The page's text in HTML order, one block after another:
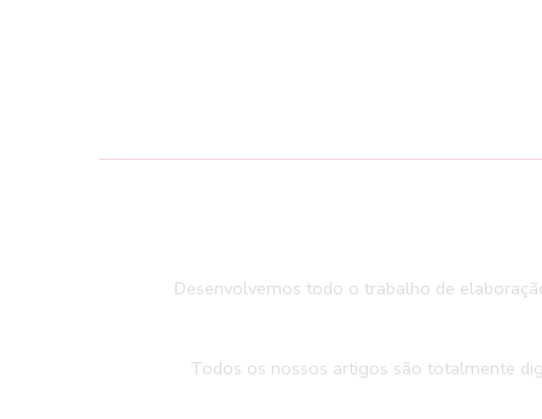
Desenvolvemos todo o trabalho de
Todos os nossos artigos são totalmente